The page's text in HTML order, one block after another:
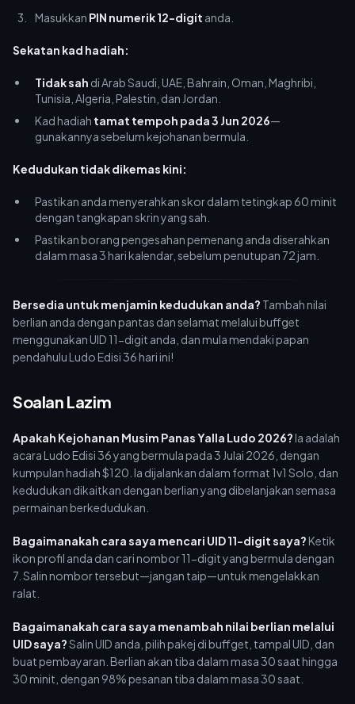
Masukkan PIN numerik 12-digit anda.
Sekatan kad hadiah:
Tidak sah di Arab Saudi, UAE, Bahrain, Oman, Maghribi,
Tunisia, Algeria, Palestin, dan Jordan.
Kad hadiah tamat tempoh pada 3 Jun 2026—
gunakannya sebelum kejohanan bermula.
Kedudukan tidak dikemas kini:
Pastikan anda menyerahkan skor dalam tetingkap 60 minit
dengan tangkapan skrin yang sah.
Pastikan borang pengesahan pemenang anda diserahkan
dalam masa 3 hari kalendar, sebelum penutupan 72 jam.
Bersedia untuk menjamin kedudukan anda? Tambah nilai
berlian anda dengan pantas dan selamat melalui buffget
menggunakan UID 11-digit anda, dan mula mendaki papan
pendahulu Ludo Edisi 36 hari ini!
Soalan Lazim
Apakah Kejohanan Musim Panas Yalla Ludo 2026?Ia adalah
acara Ludo Edisi 36 yang bermula pada 3 Julai 2026, dengan
kumpulan hadiah $120. Ia dijalankan dalam format 1v1 Solo, dan
kedudukan dikaitkan dengan berlian yang dibelanjakan semasa
permainan berkedudukan.
Bagaimanakah cara saya mencari UID 11-digit saya?Ketik
ikon profil anda dan cari nombor 11-digit yang bermula dengan
7. Salin nombor tersebut—jangan taip—untuk mengelakkan
ralat.
Bagaimanakah cara saya menambah nilai berlian melalui
UID saya?Salin UID anda, pilih pakej di buffget, tampal UID, dan
buat pembayaran. Berlian akan tiba dalam masa 30 saat hingga
30 minit, dengan 98% pesanan tiba dalam masa 30 saat.